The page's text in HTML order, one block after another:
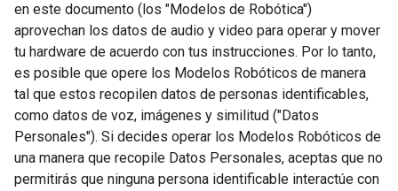
en este documento (los "Modelos de Robótica")
aprovechan los datos de audio y video para operar y mover
tu hardware de acuerdo con tus instrucciones. Por lo tanto,
es posible que opere los Modelos Robóticos de manera
tal que estos recopilen datos de personas identificables,
como datos de voz, imágenes y similitud ("Datos
Personales"). Si decides operar los Modelos Robóticos de
una manera que recopile Datos Personales, aceptas que no
permitirás que ninguna persona identificable interactúe con